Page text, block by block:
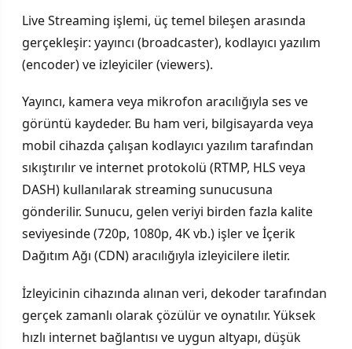
Live Streaming işlemi, üç temel bileşen arasında
gerçekleşir: yayıncı (broadcaster), kodlayıcı yazılım
(encoder) ve izleyiciler (viewers).
Yayıncı, kamera veya mikrofon aracılığıyla ses ve
görüntü kaydeder. Bu ham veri, bilgisayarda veya
mobil cihazda çalışan kodlayıcı yazılım tarafından
sıkıştırılır ve internet protokolü (RTMP, HLS veya
DASH) kullanılarak streaming sunucusuna
gönderilir. Sunucu, gelen veriyi birden fazla kalite
seviyesinde (720p, 1080p, 4K vb.) işler ve İçerik
Dağıtım Ağı (CDN) aracılığıyla izleyicilere iletir.
İzleyicinin cihazında alınan veri, dekoder tarafından
gerçek zamanlı olarak çözülür ve oynatılır. Yüksek
hızlı internet bağlantısı ve uygun altyapı, düşük